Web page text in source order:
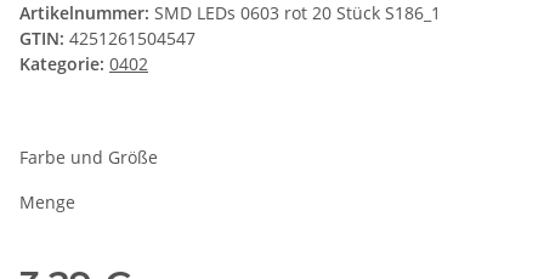
Artikelnummer: SMD LEDs 0603 rot 20 Stück S186_1
GTIN: 4251261504547
Kategorie: 0402
Farbe und Größe
Menge